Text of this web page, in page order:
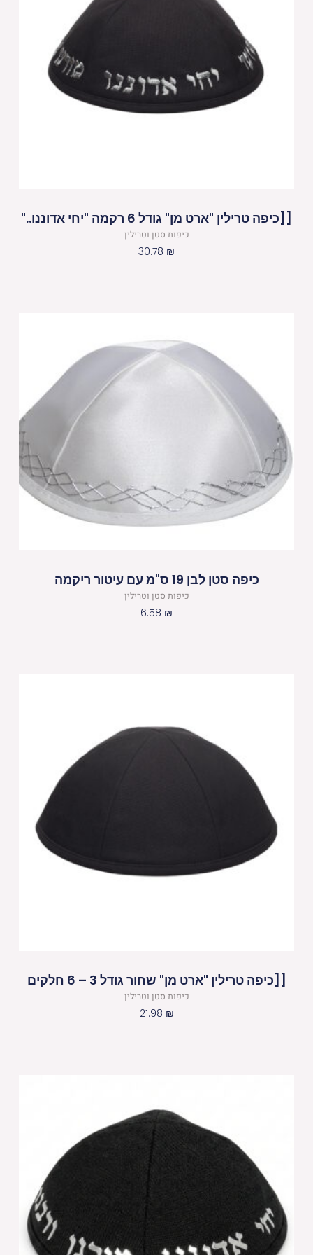
[[כיפה טרילין "ארט מן" גודל 6 רקמה "יחי אדוננו.."
כיפות סטן וטרילין
30.78 ₪
כיפה סטן לבן 19 ס"מ עם עיטור ריקמה
כיפות סטן וטרילין
6.58 ₪
[[כיפה טרילין "ארט מן" שחור גודל 3 – 6 חלקים
כיפות סטן וטרילין
21.98 ₪